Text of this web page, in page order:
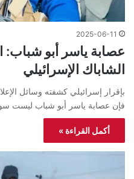
2025-06-11
عصابة ياسر أبو شباب:
الشاباك الإسرائيلي
بإقرار إسرائيلي كشفته وسائل
فإن عصابة ياسر أبو شباب ليست
أكمل القراءة »